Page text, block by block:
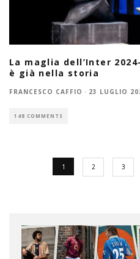
La maglia dell’Inter
è già nella storia
FRANCESCO CAFFIO · 23 LUGLIO
148 COMMENTS
1 2 3